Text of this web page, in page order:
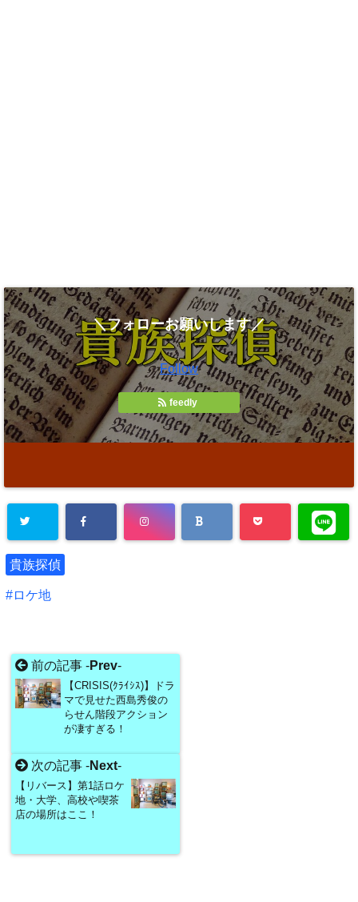
＼フォローお願いします／
Follow
feedly
貴族探偵
ロケ地
前の記事 -Prev-
【CRISIS(ｸﾗｲｼｽ)】ドラ
マで見せた西島秀俊の
らせん階段アクション
が凄すぎる！
次の記事 -Next-
【リバース】第1話ロケ
地・大学、高校や喫茶
店の場所はここ！